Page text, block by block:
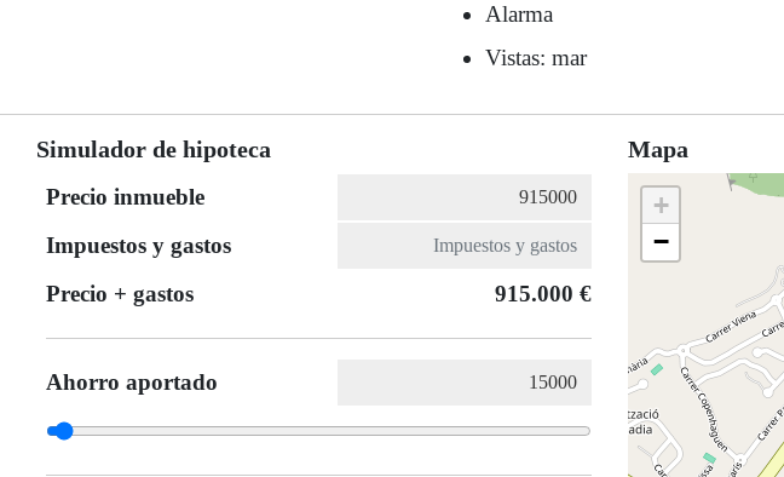
Alarma
Vistas: mar
Simulador de hipoteca
Precio inmueble
Impuestos y gastos
Precio + gastos
915.000 €
Ahorro aportado
Mapa
+
−